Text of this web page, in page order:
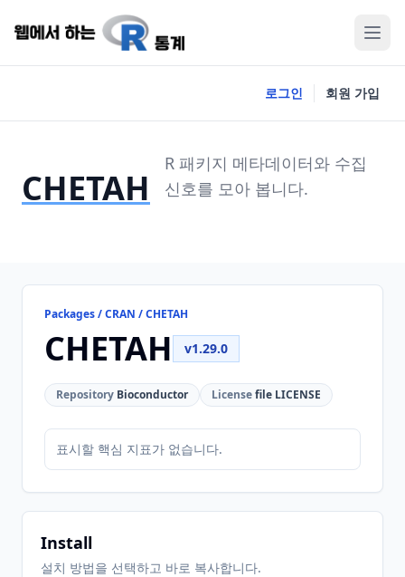
로그인 회원 가입
CHETAH
R 패키지 메타데이터와 수집
신호를 모아 봅니다.
Packages / CRAN / CHETAH
CHETAH v1.29.0
Repository Bioconductor Licensefile LICENSE
표시할 핵심 지표가 없습니다.
Install
설치 방법을 선택하고 바로 복사합니다.